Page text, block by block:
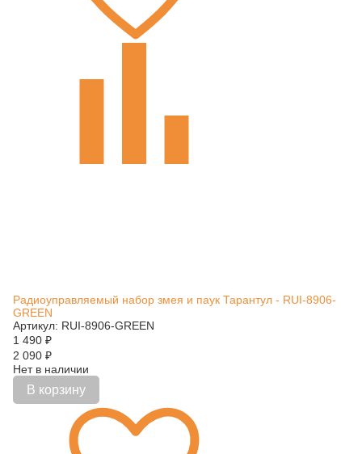
Радиоуправляемый набор змея и паук Тарантул - RUI-8906-
GREEN
Артикул: RUI-8906-GREEN
1 490 ₽
2 090 ₽
Нет в наличии
В корзину